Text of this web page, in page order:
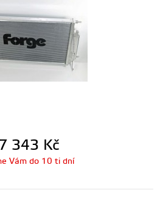
343 Kč
Vám do 10 ti dní